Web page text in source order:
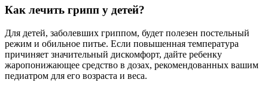
Как лечить грипп у детей?
Для детей, заболевших гриппом, будет полезен постельный
режим и обильное питье. Если повышенная температура
причиняет значительный дискомфорт, дайте ребенку
жаропонижающее средство в дозах, рекомендованных вашим
педиатром для его возраста и веса.